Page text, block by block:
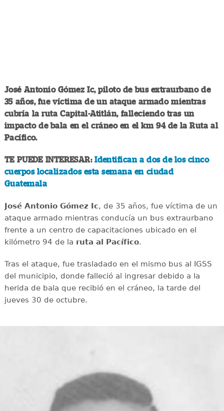
José Antonio Gómez Ic, piloto de bus extraurbano de
35 años, fue víctima de un ataque armado mientras
cubría la ruta Capital-Atitlán, falleciendo tras un
impacto de bala en el cráneo en el km 94 de la Ruta al
Pacífico.
TE PUEDE INTERESAR:Identifican a dos de los cinco
cuerpos localizados esta semana en ciudad
Guatemala
José Antonio Gómez Ic, de 35 años, fue víctima de un
ataque armado mientras conducía un bus extraurbano
frente a un centro de capacitaciones ubicado en el
kilómetro 94 de la ruta al Pacífico.
Tras el ataque, fue trasladado en el mismo bus al IGSS
del municipio, donde falleció al ingresar debido a la
herida de bala que recibió en el cráneo, la tarde del
jueves 30 de octubre.